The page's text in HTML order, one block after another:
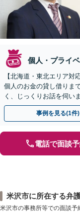
個人・プライ
【北海道・東北エリア対
個人のお金の貸し借りま
く、じっくりお話を伺い
ートも提供。ＷＥＢ面談
事例を見る(1件)
電話で面談
米沢市に所在する弁
米沢市の事務所等での面談予